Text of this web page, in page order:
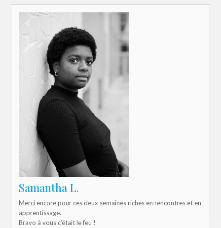
Samantha L.
Merci encore pour ces deux semaines riches en rencontres et en
apprentissage.
Bravo à vous c’était le feu !